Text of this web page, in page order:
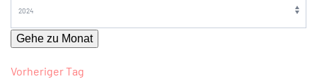
Gehe zu Monat
Vorheriger Tag